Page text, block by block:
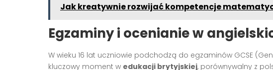
Jak kreatywnie rozwijać kompetencje
Egzaminy i ocenianie w
W wieku 16 lat uczniowie podchodzą do egzaminów GCSE
kluczowy moment w edukacji brytyjskiej, porównywalny z